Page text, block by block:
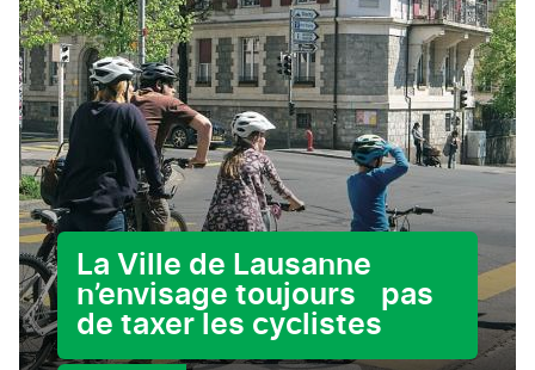
La Ville de Lausanne
n’envisage toujours pas
de taxer les cyclistes